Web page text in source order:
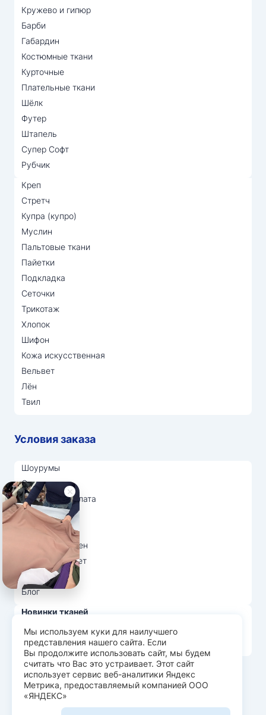
Кружево и гипюр
Барби
Габардин
Костюмные ткани
Курточные
Плательные ткани
Шёлк
Футер
Штапель
Супер Софт
Рубчик
Креп
Стретч
Купра (купро)
Муслин
Пальтовые ткани
Пайетки
Подкладка
Сеточки
Трикотаж
Хлопок
Шифон
Кожа искусственная
Вельвет
Лён
Твил
Условия заказа
Шоурумы
Отзывы
Доставка и оплата
О нас
Вопрос-ответ
Возврат и обмен
Личный кабинет
Ткани оптом
Блог
Новинки тканей
Распродажа тканей
Лидеры продаж
© Арт Текс — продажа тканей оптом, 2026
Пользовательское соглашение
Политика конфиденциальности
Мы используем куки для наилучшего
представления нашего сайта. Если
Вы продолжите использовать сайт, мы будем
считать что Вас это устраивает. Этот сайт
использует сервис веб-аналитики Яндекс
Метрика, предоставляемый компанией ООО
«ЯНДЕКС»